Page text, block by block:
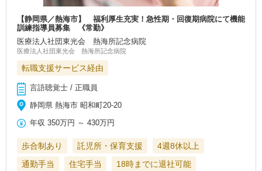
【静岡県／熱海市】 福利厚生充実！急性期・回復期病院にて機能
訓練指導員募集 《常勤》
医療法人社団東光会 熱海所記念病院
医療法人社団東光会 熱海所記念病院
転職支援サービス経由
言語聴覚士 / 正職員
静岡県 熱海市 昭和町20-20
年収 350万円 ～430万円
歩合制あり 託児所・保育支援
4週8休以上
通勤手当
住宅手当 18時までに退社可能